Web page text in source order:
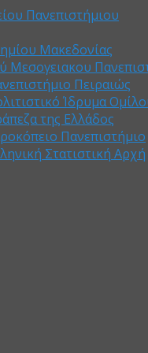
Πανεπιστήμιου
Μακεδονίας
Μεσογειακου
Πειραιώς
Ίδρυμα
της Ελλάδος
Πανεπιστήμιο
Στατιστική Αρχή